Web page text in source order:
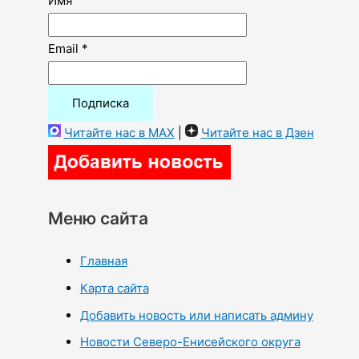
Email *
Читайте нас в MAX Читайте нас в Дзен
Меню сайта
Главная
Карта сайта
Добавить новость или написать админу
Новости Северо-Енисейского округа